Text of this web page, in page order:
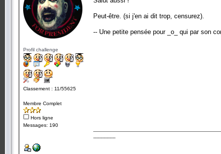
Profil challenge
Classement : 11/55625
Membre Complet
Hors ligne
Messages: 190
Peut-être. (si j'en ai dit trop, censurez).
-- Une petite pensée pour _o_ qui par son
---------------